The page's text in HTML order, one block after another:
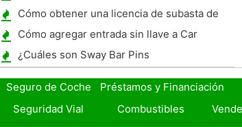
Cómo obtener una licencia de subasta de
coches en Atlanta, Georgia
Cómo agregar entrada sin llave a Car
¿Cuáles son Sway Bar Pins
Seguro de Coche
Préstamos y Financiación
Seguridad Vial Combustibles